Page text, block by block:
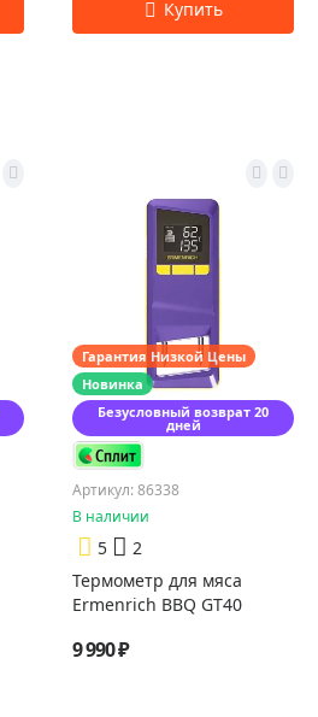
Гарантия Низкой Цены
Новинка
Безусловный возврат 20
дней
Артикул: 86338
В наличии
5
2
Термометр для мяса
Ermenrich BBQ GT40
9 990 ₽